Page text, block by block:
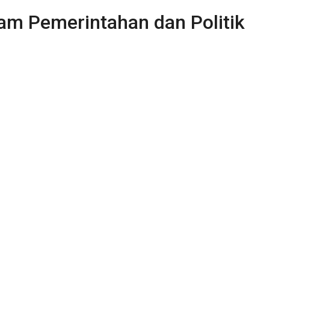
Pemerintahan dan Politik